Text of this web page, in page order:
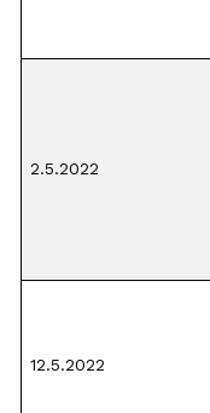
2.5.2022
12.5.2022